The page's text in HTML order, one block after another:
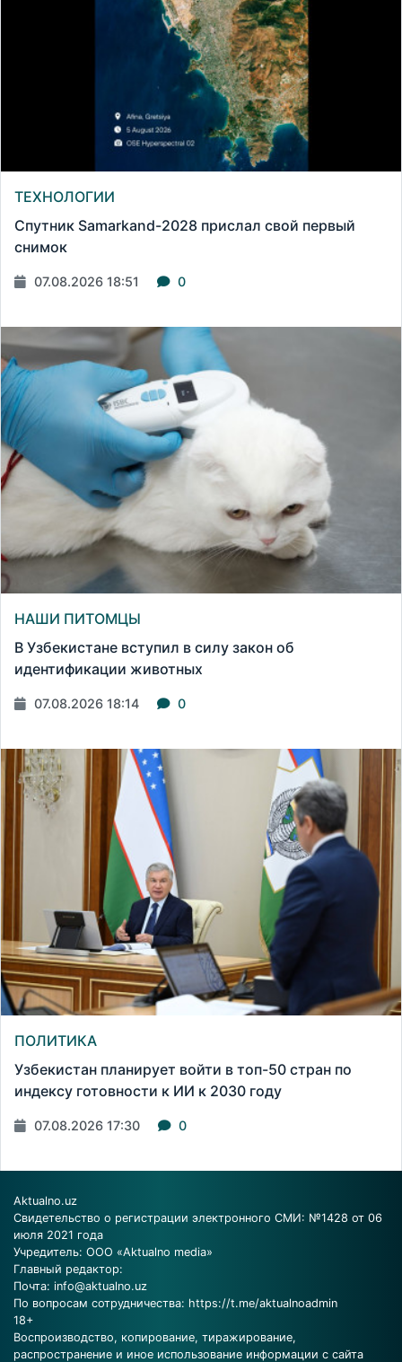
ТЕХНОЛОГИИ
Спутник Samarkand-2028 прислал свой первый
снимок
07.08.2026 18:51 0
НАШИ ПИТОМЦЫ
В Узбекистане вступил в силу закон об
идентификации животных
07.08.2026 18:14 0
ПОЛИТИКА
Узбекистан планирует войти в топ-50 стран по
индексу готовности к ИИ к 2030 году
07.08.2026 17:30 0
Aktualno.uz
Свидетельство о регистрации электронного СМИ: №1428 от 06
июля 2021 года
Учредитель: ООО «Aktualno media»
Главный редактор:
Почта: info@aktualno.uz
По вопросам сотрудничества: https://t.me/aktualnoadmin
18+
Воспроизводство, копирование, тиражирование,
распространение и иное использование информации с сайта